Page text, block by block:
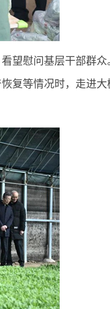
望慰问基层干部群众
复等情况时，走进大